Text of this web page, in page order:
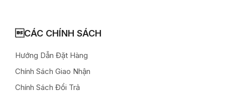
CÁC CHÍNH SÁCH
Hướng Dẫn Đặt Hàng
Chính Sách Giao Nhận
Chính Sách Đổi Trả